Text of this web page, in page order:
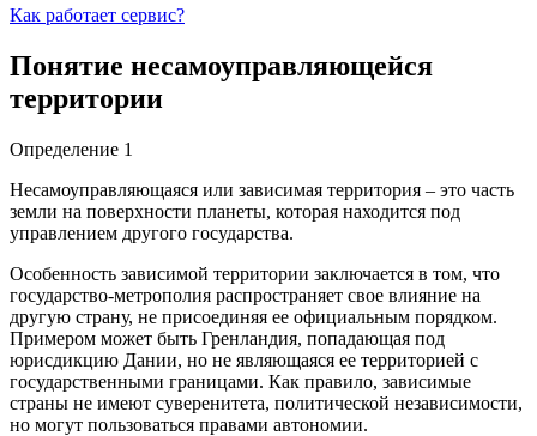
Как работает сервис?
Понятие несамоуправляющейся
территории
Определение 1
Несамоуправляющаяся или зависимая территория – это часть
земли на поверхности планеты, которая находится под
управлением другого государства.
Особенность зависимой территории заключается в том, что
государство-метрополия распространяет свое влияние на
другую страну, не присоединяя ее официальным порядком.
Примером может быть Гренландия, попадающая под
юрисдикцию Дании, но не являющаяся ее территорией с
государственными границами. Как правило, зависимые
страны не имеют суверенитета, политической независимости,
но могут пользоваться правами автономии.